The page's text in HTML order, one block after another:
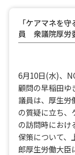
「ケアマネを
員 衆議院厚労
6月10日(水)、
顧問の早稲田ゆ
議員は、厚生労
の質疑に立ち、
の訪問時におけ
保策について、
郎厚生労働大臣